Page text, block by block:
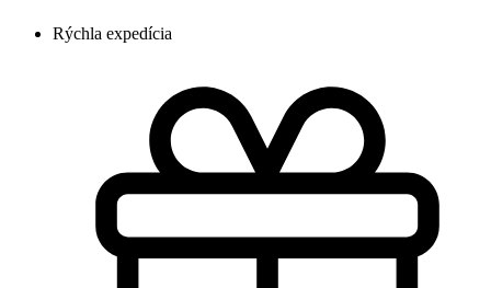
Rýchla expedícia